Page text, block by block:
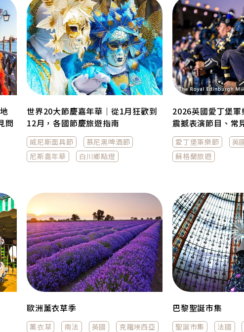
問
世界20大節慶嘉年華｜從1月狂歡到
12月，各國節慶旅遊指南
威尼斯面具節
慕尼黑啤酒節
尼斯嘉年華
白川鄉點燈
2026英國愛丁堡軍
震撼表演節目、常
愛丁堡軍樂節
英
蘇格蘭旅遊
歐洲薰衣草季
薰衣草 南法 英國 克羅埃西亞
巴黎聖誕市集
聖誕市集 法國